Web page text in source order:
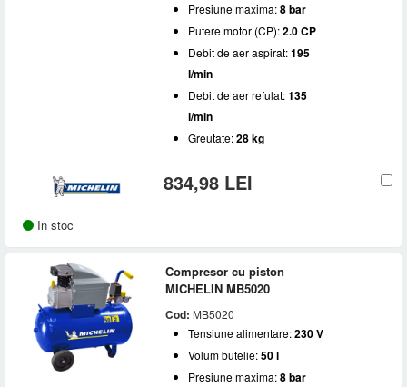
Presiune maxima:8 bar
Putere motor (CP):2.0 CP
Debit de aer aspirat:195
l/min
Debit de aer refulat:135
l/min
Greutate:28 kg
834,98 LEI
In stoc
Compresor cu piston
MICHELIN MB5020
Cod: MB5020
Tensiune alimentare:230 V
Volum butelie:50 l
Presiune maxima:8 bar